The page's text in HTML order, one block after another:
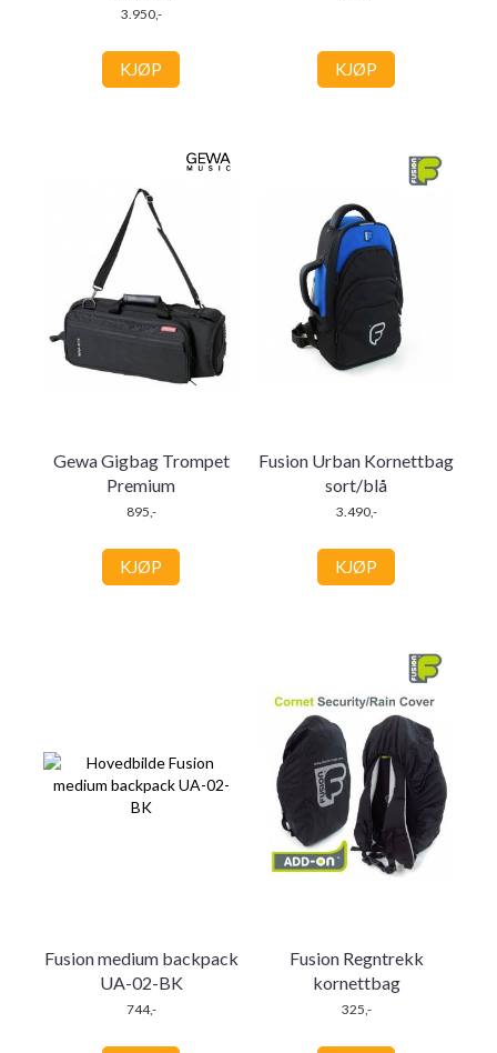
3.950,-
KJØP KJØP
Gewa Gigbag Trompet
Premium
895,-
KJØP
Fusion Urban Kornettbag
sort/blå
3.490,-
KJØP
Fusion medium backpack
UA-02-BK
744,-
Fusion Regntrekk
kornettbag
325,-